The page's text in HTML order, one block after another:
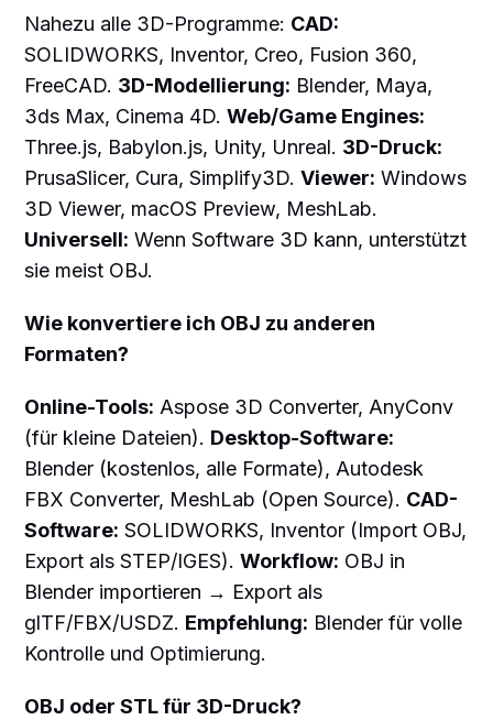
Nahezu alle 3D-Programme: CAD:
SOLIDWORKS, Inventor, Creo, Fusion 360,
FreeCAD. 3D-Modellierung: Blender, Maya,
3ds Max, Cinema 4D.Web/Game Engines:
Three.js, Babylon.js, Unity, Unreal. 3D-Druck:
PrusaSlicer, Cura, Simplify3D.Viewer: Windows
3D Viewer, macOS Preview, MeshLab.
Universell: Wenn Software 3D kann, unterstützt
sie meist OBJ.
Wie konvertiere ich OBJ zu anderen
Formaten?
Online-Tools: Aspose 3D Converter, AnyConv
(für kleine Dateien). Desktop-Software:
Blender (kostenlos, alle Formate), Autodesk
FBX Converter, MeshLab (Open Source). CAD-
Software: SOLIDWORKS, Inventor (Import OBJ,
Export als STEP/IGES).Workflow: OBJ in
Blender importieren → Export als
glTF/FBX/USDZ. Empfehlung: Blender für volle
Kontrolle und Optimierung.
OBJ oder STL für 3D-Druck?